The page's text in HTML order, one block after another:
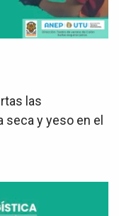
las
y yeso en el